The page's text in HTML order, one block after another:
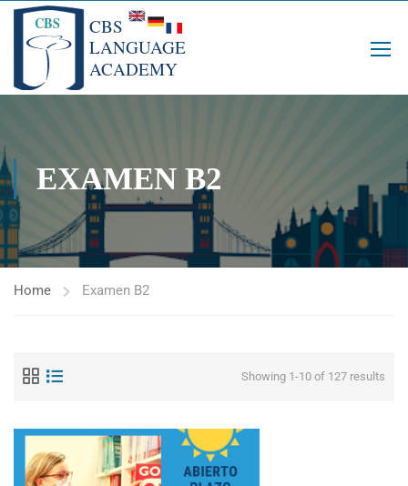
EXAMEN B2
Home Examen B2
Showing 1-10 of 127 results